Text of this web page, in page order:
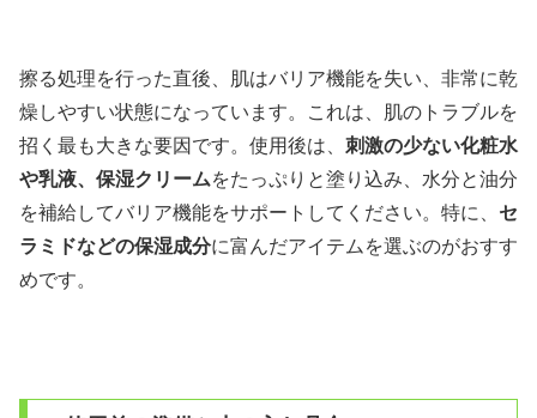
擦る処理を行った直後、肌はバリア機能を失い、非常に乾
燥しやすい状態になっています。これは、肌のトラブルを
招く最も大きな要因です。使用後は、 刺激の少ない化粧水
や乳液、保湿クリームをたっぷりと塗り込み、水分と油分
を補給してバリア機能をサポートしてください。特に、 セ
ラミドなどの保湿成分に富んだアイテムを選ぶのがおすす
めです。